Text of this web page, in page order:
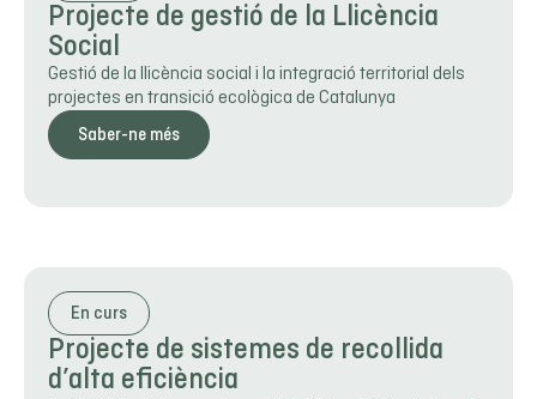
Projecte de gestió de la Llicència
Social
Gestió de la llicència social i la integració territorial dels
projectes en transició ecològica de Catalunya
Saber-ne més
En curs
Projecte de sistemes de recollida
d’alta eficiència